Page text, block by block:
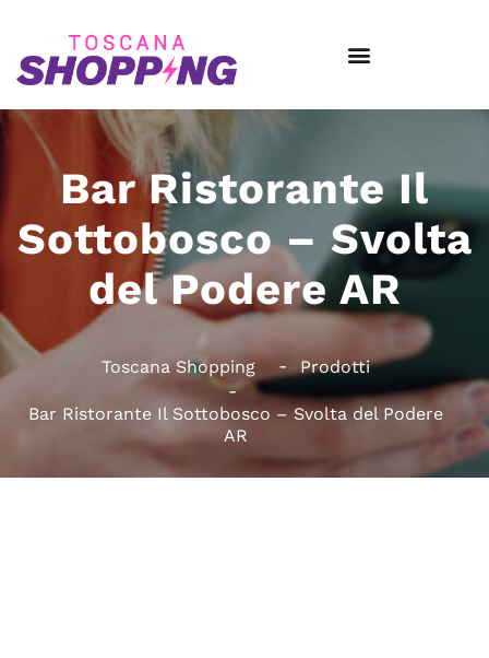
Bar Ristorante Il
Sottobosco – Svolta
del Podere AR
Toscana Shopping Prodotti
Bar Ristorante Il Sottobosco – Svolta del Podere
AR